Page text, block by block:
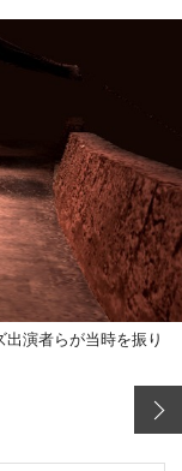
出演者らが当時を振り